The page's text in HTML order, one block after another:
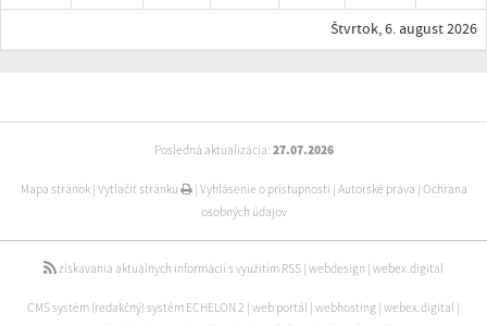
Štvrtok, 6. august 2026
Posledná aktualizácia: 27.07.2026
Mapa stránok| Vytlačiť stránku | Vyhlásenie o prístupnosti | Autorské práva | Ochrana
osobných údajov
získavania aktuálnych informácií s využitím RSS | webdesign | webex.digital
CMS systém (redakčný) systém ECHELON 2 | web portál | webhosting | webex.digital |